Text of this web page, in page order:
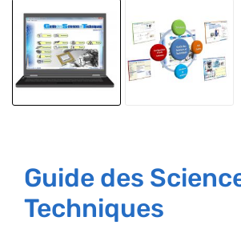
Guide des
Techniques